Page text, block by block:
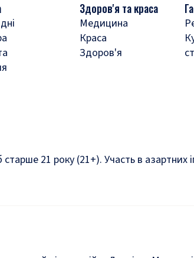
Здоров'я та краса
Медицина
Краса
Здоров'я
21 року (21+). Участь в